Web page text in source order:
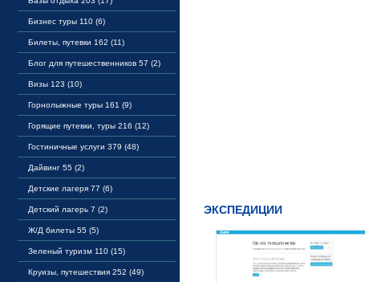
Бизнес туры 110 (6)
Билеты, путевки 162 (11)
Блог для путешественников 57 (2)
Визы 123 (10)
Горнолыжные туры 161 (9)
Горящие путевки, туры 216 (12)
Гостиничные услуги 379 (48)
Дайвинг 55 (2)
Детские лагеря 77 (6)
Детский лагерь 7 (2)
Ж/Д билеты 55 (5)
Зеленый туризм 110 (15)
Круизы, путешествия 252 (49)
ЭКСПЕДИЦИИ